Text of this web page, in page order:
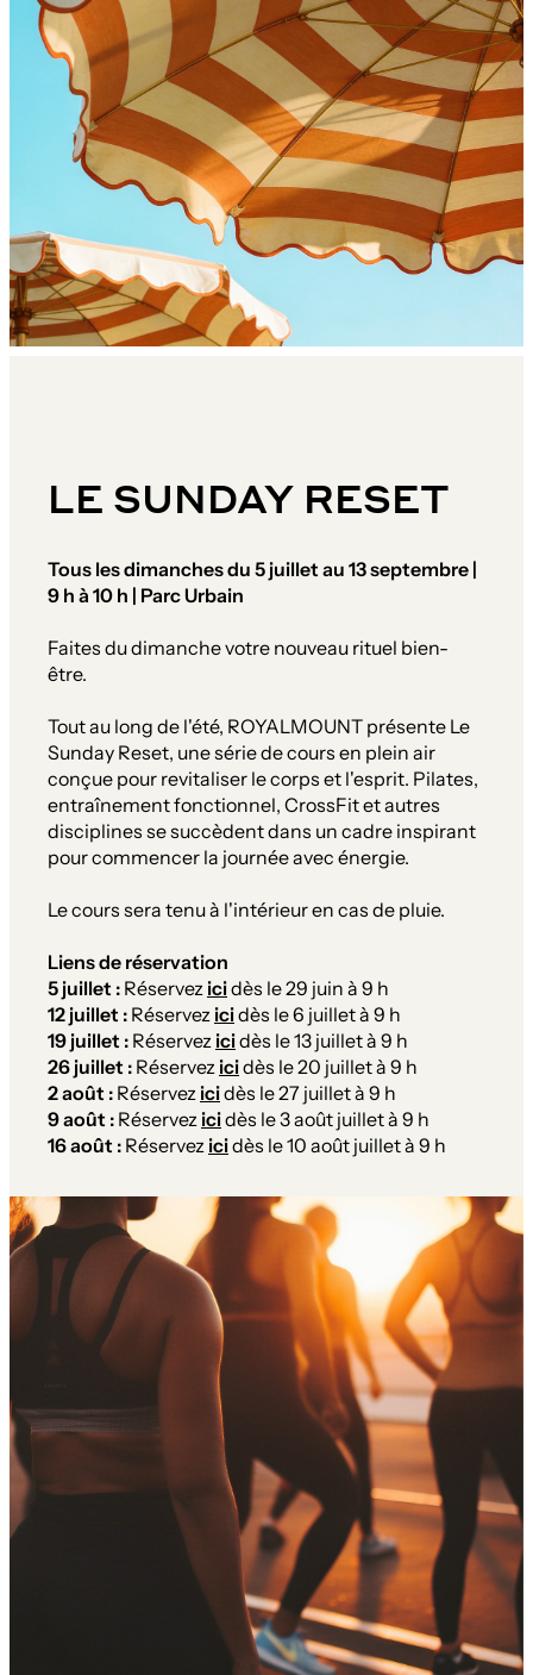
LE SUNDAY RESET
Tous les dimanches du 5 juillet au 13 septembre |
9 h à 10 h | Parc Urbain
Faites du dimanche votre nouveau rituel bien-
être.
Tout au long de l'été, ROYALMOUNT présente Le
Sunday Reset, une série de cours en plein air
conçue pour revitaliser le corps et l'esprit. Pilates,
entraînement fonctionnel, CrossFit et autres
disciplines se succèdent dans un cadre inspirant
pour commencer la journée avec énergie.
Le cours sera tenu à l'intérieur en cas de pluie.
Liens de réservation
5 juillet : Réservez icidès le 29 juin à 9 h
12 juillet : Réservez icidès le 6 juillet à 9 h
19 juillet : Réservez icidès le 13 juillet à 9 h
26 juillet : Réservez icidès le 20 juillet à 9 h
2 août : Réservez icidès le 27 juillet à 9 h
9 août : Réservez icidès le 3 août juillet à 9 h
16 août : Réservez icidès le 10 août juillet à 9 h